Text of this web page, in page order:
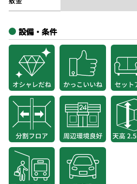
設備・条件